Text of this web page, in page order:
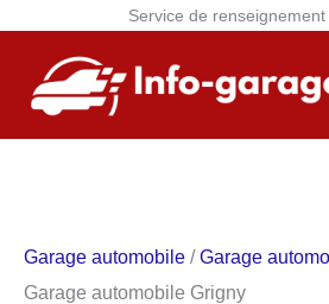
Service de
contenu
Garage automobile /Garage
Garage automobile Grigny